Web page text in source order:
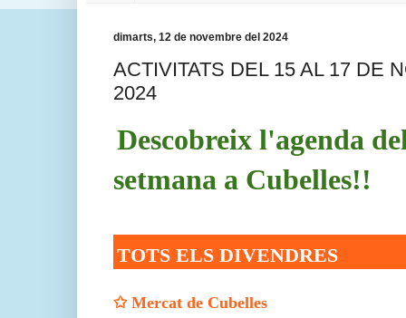
dimarts, 12 de novembre del 2024
ACTIVITATS DEL 15 AL 17 DE
2024
Descobreix l'agenda
setmana a Cubelles!!
TOTS ELS DIVENDRES
✩ Mercat de Cubelles